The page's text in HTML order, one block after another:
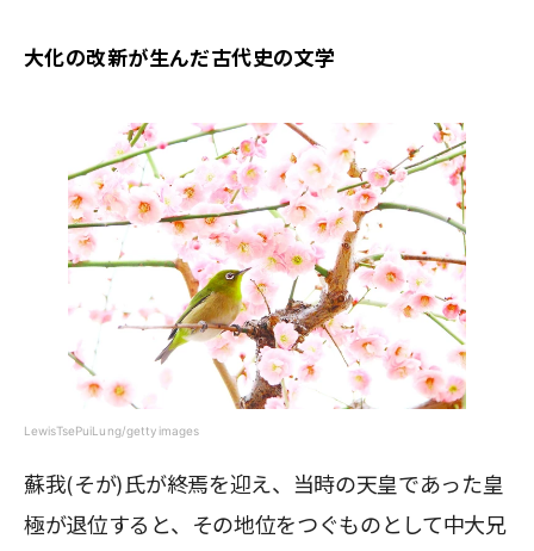
大化の改新が生んだ古代史の文学
LewisTsePuiLung/gettyimages
蘇我(そが)氏が終焉を迎え、当時の天皇であった皇
極が退位すると、その地位をつぐものとして中大兄